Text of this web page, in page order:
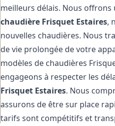
meilleurs délais. Nous
chaudière Frisquet Estaires,
nouvelles chaudières. Nous
de vie prolongée de votre
modèles de chaudières
engageons à respecter les
Frisquet Estaires. Nous
assurons de être sur place
tarifs sont compétitifs et